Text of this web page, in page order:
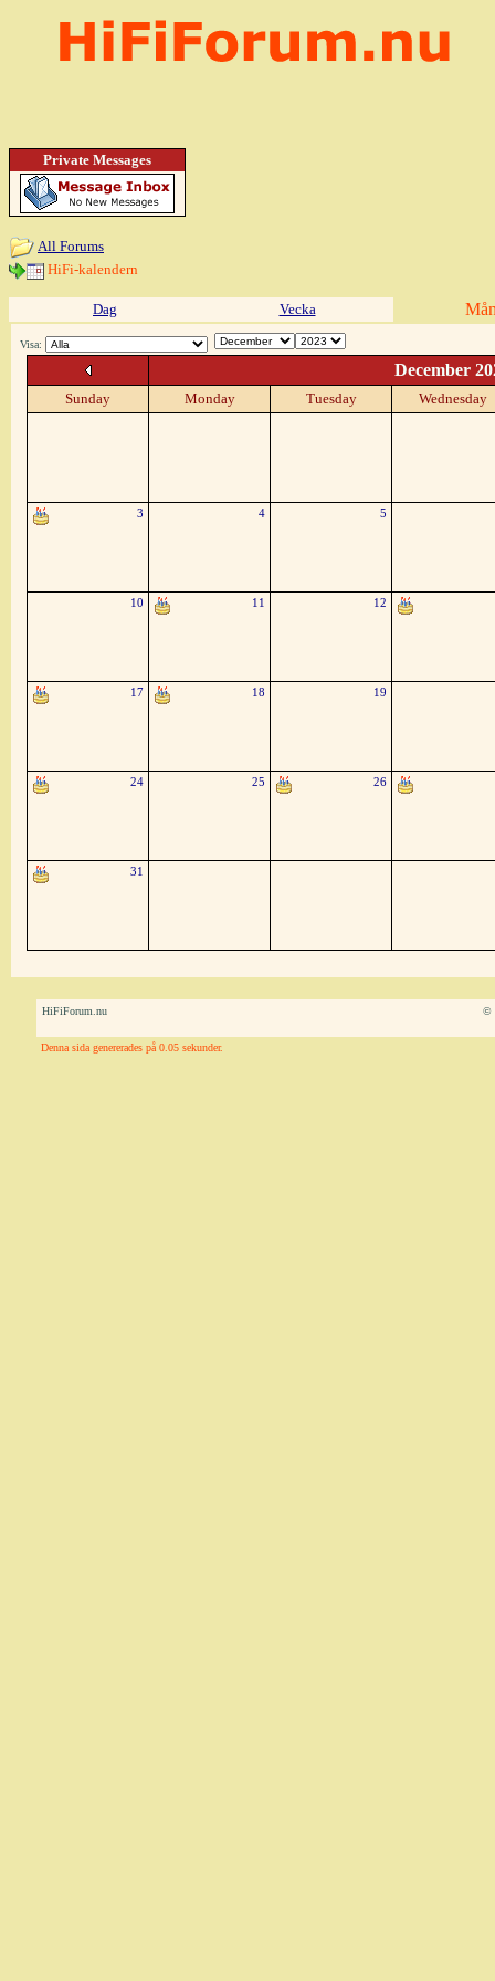
Private Messages
All Forums
HiFi-kalendern
Dag Vecka
Visa:
December
Sunday Monday Tuesday Wednesday
3 4 5
10 11 12
17 18 19
24 25 26
31
HiFiForum.nu ©
Denna sida genererades på 0.05 sekunder.